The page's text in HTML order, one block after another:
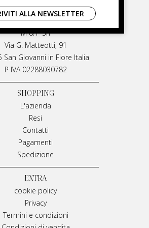
LIVIANA MIRARCHI
M & P Srl
Via G. Matteotti, 91
San Giovanni in Fiore Italia
P IVA 02288030782
SHOPPING
L'azienda
Resi
Contatti
Pagamenti
Spedizione
EXTRA
cookie policy
Privacy
Termini e condizioni
ALLA NEWSLETTER